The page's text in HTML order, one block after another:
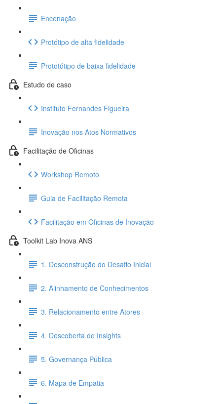
Encenação
Protótipo de alta fidelidade
Prototótipo de baixa fidelidade
Estudo de caso
Instituto Fernandes Figueira
Inovação nos Atos Normativos
Facilitação de Oficinas
Workshop Remoto
Guia de Facilitação Remota
Facilitação em Oficinas de Inovação
Toolkit Lab Inova ANS
1. Desconstrução do Desafio Inicial
2. Alinhamento de Conhecimentos
3. Relacionamento entre Atores
4. Descoberta de Insights
5. Governança Pública
6. Mapa de Empatia